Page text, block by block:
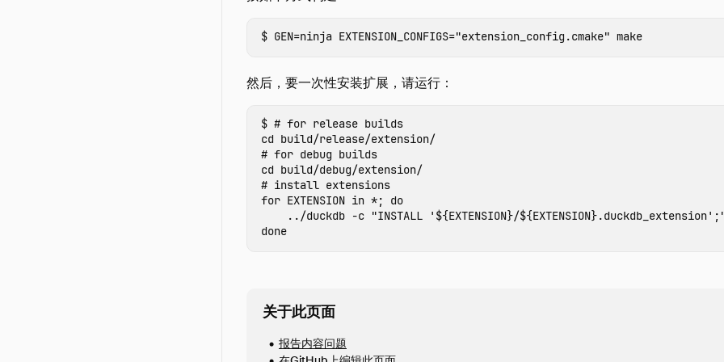
GEN=ninja EXTENSION_CONFIGS="extension_config.cmake" make
然后，要一次性安装扩展，请运行：
# for release builds
cd
# for debug builds
cd
# install extensions
for EXTENSION in *;
do
    ../duckdb
-c "INSTALL ' ${EXTENSION}/${EXTENSION}
done
关于此页面
报告内容问题